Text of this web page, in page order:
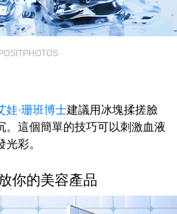
娃·珊班博士建議用冰塊揉搓臉
。這個簡單的技巧可以刺激血液
彩。
你的美容產品